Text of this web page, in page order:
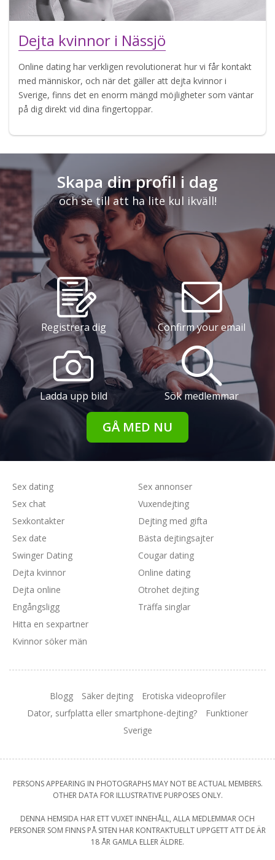
Dejta kvinnor i Nässjö
Online dating har verkligen revolutionerat hur vi får kontakt
med människor, och när det gäller att dejta kvinnor i
Sverige, finns det en enorm mängd möjligheter som väntar
på dig direkt vid dina fingertoppar.
Skapa din profil i dag
och se till att ha lite kul ikväll!
Registrera dig Confirm your email
Ladda upp bild Sök medlemmar
GÅ MED NU
Sex dating
Sex chat
Sexkontakter
Sex date
Swinger Dating
Sex annonser
Vuxendejting
Dejting med gifta
Bästa dejtingsajter
Cougar dating
Dejta kvinnor
Dejta online
Engångsligg
Hitta en sexpartner
Kvinnor söker män
Online dating
Otrohet dejting
Träffa singlar
Blogg Säker dejting
Erotiska videoprofiler
Dator, surfplatta eller smartphone-dejting?
Funktioner
Sverige
PERSONS APPEARING IN PHOTOGRAPHS MAY NOT BE ACTUAL MEMBERS.
OTHER DATA FOR ILLUSTRATIVE PURPOSES ONLY.
DENNA HEMSIDA HAR ETT VUXET INNEHÅLL, ALLA MEDLEMMAR OCH
PERSONER SOM FINNS PÅ SITEN HAR KONTRAKTUELLT UPPGETT ATT DE ÄR
18 ÅR GAMLA ELLER ÄLDRE.